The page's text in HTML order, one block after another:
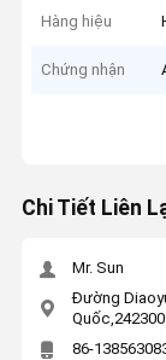
Hàng hiệu
Chứng nhận
Chi Tiết Liên
Mr. Sun
Đường
Quốc,242300
86-